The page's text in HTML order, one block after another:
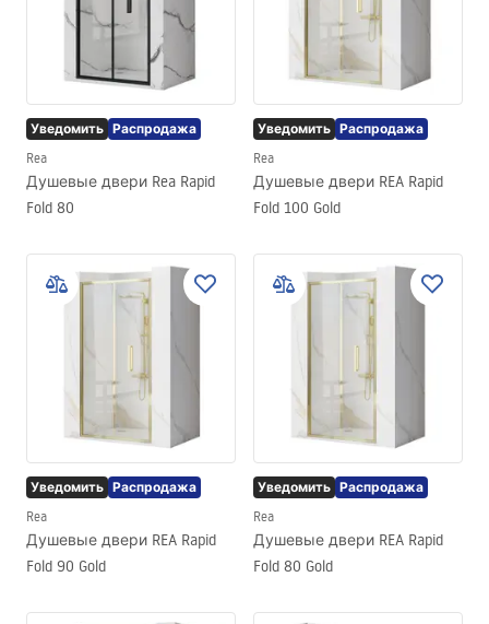
Уведомить Распродажа
Rea
Душевые двери Rea Rapid
Fold 80
Уведомить Распродажа
Rea
Душевые двери REA Rapid
Fold 100 Gold
Уведомить Распродажа
Rea
Душевые двери REA Rapid
Fold 90 Gold
Уведомить Распродажа
Rea
Душевые двери REA Rapid
Fold 80 Gold